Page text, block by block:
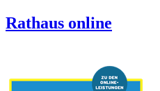
Rathaus online